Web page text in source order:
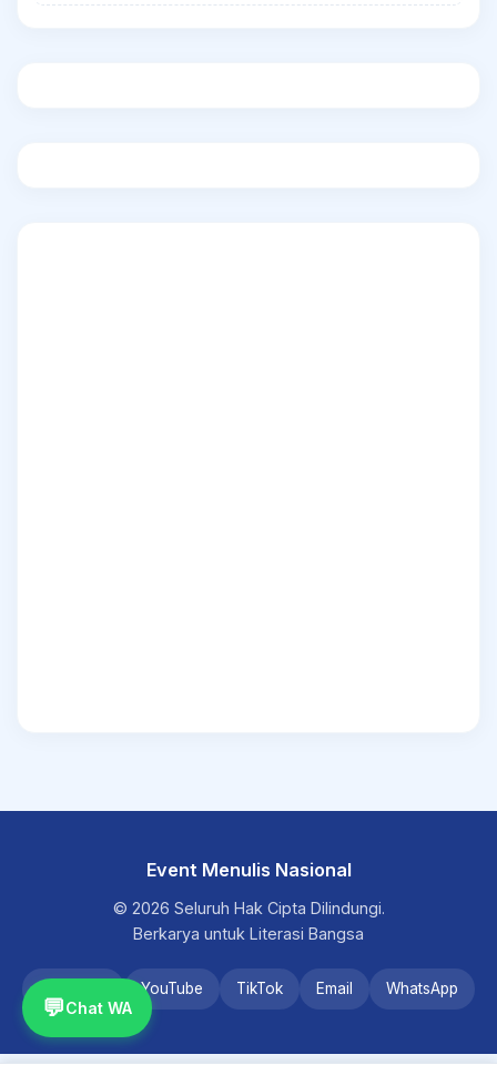
Event Menulis Nasional
© 2026 Seluruh Hak Cipta Dilindungi.
Berkarya untuk Literasi Bangsa
YouTube TikTok Email WhatsApp
💬Chat WA